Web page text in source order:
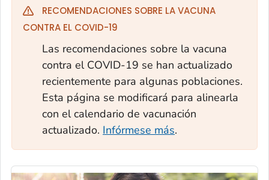
RECOMENDACIONES SOBRE LA VACUNA
CONTRA EL COVID-19
Las recomendaciones sobre la vacuna
contra el COVID-19 se han actualizado
recientemente para algunas poblaciones.
Esta página se modificará para alinearla
con el calendario de vacunación
actualizado. Infórmese más.